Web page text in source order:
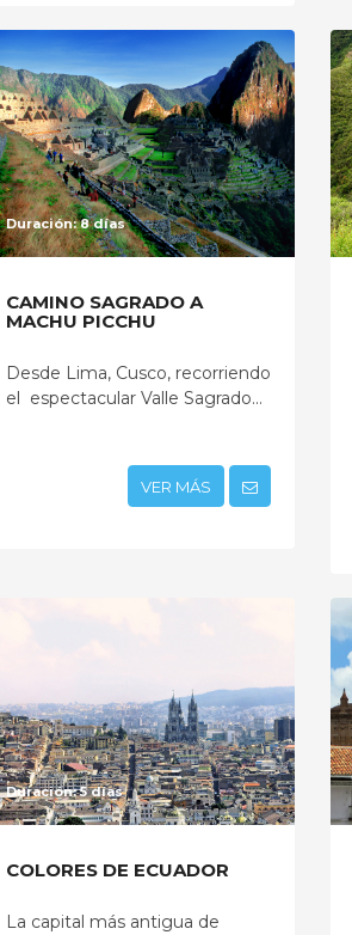
Duración: 8 días
CAMINO SAGRADO A
MACHU PICCHU
Desde Lima, Cusco, recorriendo
el espectacular Valle Sagrado...
VER MÁS
Duración: 5 días
COLORES DE ECUADOR
La capital más antigua de